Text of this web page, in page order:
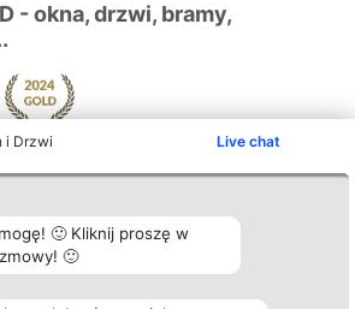
i Drzwi Live chat
🙂 Kliknij proszę w
🙂
- okna, drzwi, bramy,
Plebiscyt
Laureaci
Lista
Kontakt